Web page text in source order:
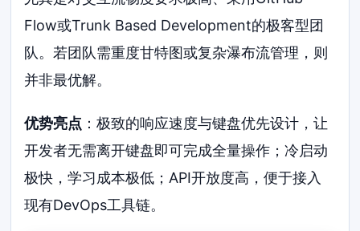
Flow或Trunk Based Development的极客型团
队。若团队需重度甘特图或复杂瀑布流管理，则
并非最优解。
优势亮点 ：极致的响应速度与键盘优先设计，让
开发者无需离开键盘即可完成全量操作；冷启动
极快，学习成本极低；API开放度高，便于接入
现有DevOps工具链。